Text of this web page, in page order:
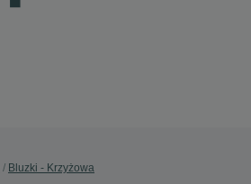
Bluzki - Krzyżowa